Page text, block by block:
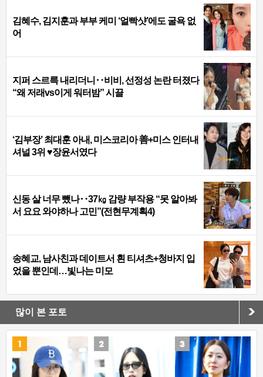
김혜수, 김지훈과 부부 케미 ‘얼빡샷’에도 굴욕 없
어
지퍼 스르륵 내리더니‥비비, 선정성 논란 터졌다
“왜 저래vs이게 워터밤” 시끌
‘김부장’ 최대훈 아내, 미스코리아 善+미스 인터내
셔널 3위 ♥장윤서였다
신동 살 너무 뺐나‥37㎏ 감량 부작용 “못 알아봐
서 요요 와야하나 고민”(전현무계획4)
송혜교, 남사친과 데이트서 흰 티셔츠+청바지 입
었을 뿐인데…빛나는 미모
많이 본 포토